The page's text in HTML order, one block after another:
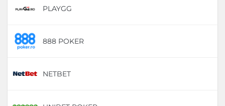
PLAYGG
888 POKER
NETBET